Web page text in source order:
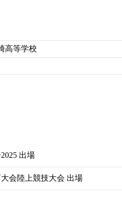
高等学校
出場
会陸上競技大会 出場